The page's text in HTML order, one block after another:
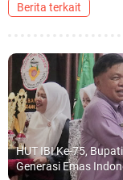
Berita terkait
HUT IBI Ke-75,
Generasi Emas